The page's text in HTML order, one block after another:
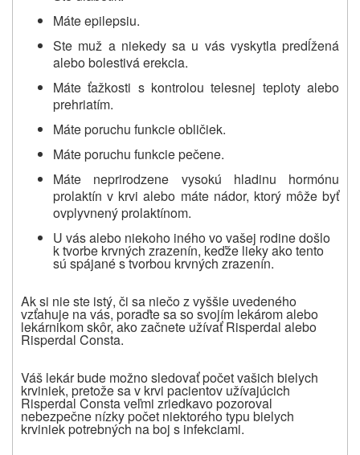
Máte epilepsiu.
Ste muž a niekedy sa u vás vyskytla predĺžená
alebo bolestivá erekcia.
Máte ťažkosti s kontrolou telesnej teploty alebo
prehriatím.
Máte poruchu funkcie obličiek.
Máte poruchu funkcie pečene.
Máte neprirodzene vysokú hladinu hormónu
prolaktín v krvi alebo máte nádor, ktorý môže byť
ovplyvnený prolaktínom.
U vás alebo niekoho iného vo vašej rodine došlo
k tvorbe krvných zrazenín, keďže lieky ako tento
sú spájané s tvorbou krvných zrazenín.
Ak si nie ste istý, či sa niečo z vyššie uvedeného
vzťahuje na vás, poraďte sa so svojím lekárom alebo
lekárnikom skôr, ako začnete užívať Risperdal alebo
Risperdal Consta.
Váš lekár bude možno sledovať počet vašich bielych
krviniek, pretože sa v krvi pacientov užívajúcich
Risperdal Consta veľmi zriedkavo pozoroval
nebezpečne nízky počet niektorého typu bielych
krviniek potrebných na boj s infekciami.